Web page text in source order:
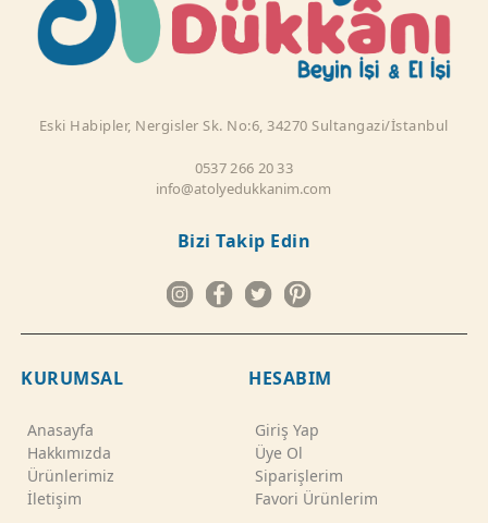
Eski Habipler, Nergisler Sk. No:6, 34270 Sultangazi/İstanbul
0537 266 20 33
info@atolyedukkanim.com
Bizi Takip Edin
KURUMSAL
Anasayfa
Hakkımızda
Ürünlerimiz
İletişim
HESABIM
Giriş Yap
Üye Ol
Siparişlerim
Favori Ürünlerim